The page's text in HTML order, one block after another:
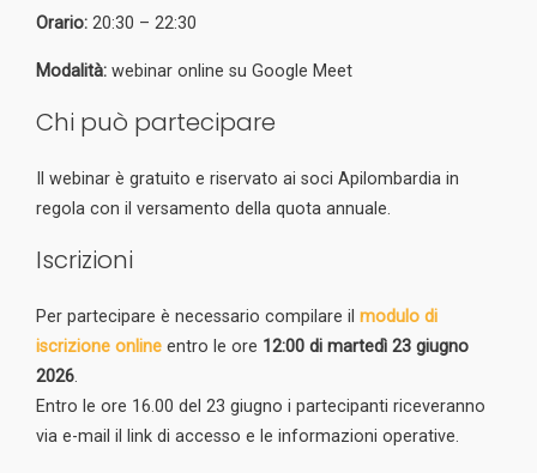
Orario: 20:30 – 22:30
Modalità: webinar online su Google Meet
Chi può partecipare
Il webinar è gratuito e riservato ai soci Apilombardia in
regola con il versamento della quota annuale.
Iscrizioni
Per partecipare è necessario compilare il modulo di
iscrizione online entro le ore 12:00 di martedì 23 giugno
2026.
Entro le ore 16.00 del 23 giugno i partecipanti riceveranno
via e-mail il link di accesso e le informazioni operative.